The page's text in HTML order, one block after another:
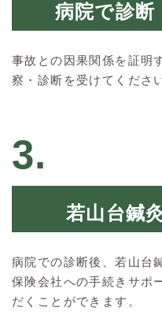
病院で診断
事故との因果関係を証明
察・診断を受けてくださ
3.
若山台鍼
病院での診断後、若山台
保険会社への手続きサポ
だくことができます。